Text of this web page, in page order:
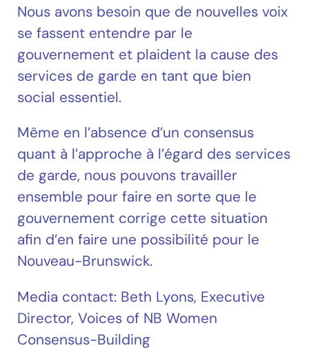
Nous avons besoin que de nouvelles voix
se fassent entendre par le
gouvernement et plaident la cause des
services de garde en tant que bien
social essentiel.
Même en l’absence d’un consensus
quant à l’approche à l’égard des services
de garde, nous pouvons travailler
ensemble pour faire en sorte que le
gouvernement corrige cette situation
afin d’en faire une possibilité pour le
Nouveau-Brunswick.
Media contact: Beth Lyons, Executive
Director, Voices of NB Women
Consensus-Building